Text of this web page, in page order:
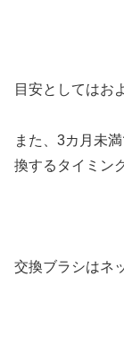
目安としてはお
また、3カ月未
換するタイミン
交換ブラシはネ